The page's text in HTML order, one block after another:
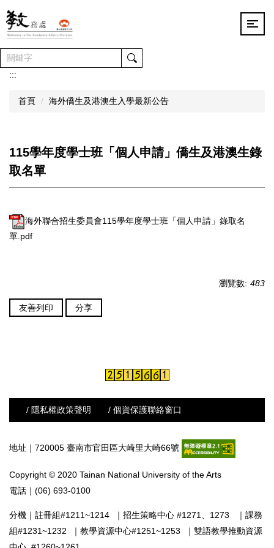
跳
到
主
要
內
容
:::
首頁 海外僑生及港澳生入學最新公告
115學年度學士班「個人申請」僑生及港澳生錄
取名單
海外聯合招生委員會115學年度學士班「個人申請」錄取名
單.pdf
瀏覽數: 483
友善列印 分享
/ 隱私權政策聲明 / 個資保護聯絡窗口
地址｜720005 臺南市官田區大崎里大崎66號
Copyright © 2020 Tainan National University of the Arts
電話｜(06) 693-0100
分機｜ 註冊組#1211~1214 ｜ 招生策略中心 #1271、1273 ｜ 課務
組#1231~1232
｜ 教學資源中心#1251~1253 ｜ 雙語教學推動資源